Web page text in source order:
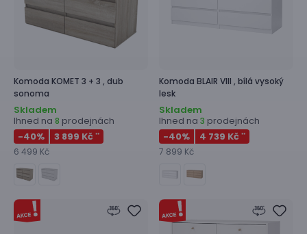
Komoda KOMET 3 + 3 , dub
sonoma
Skladem
Ihned na 8 prodejnách
-40% 3 899 Kč **
6 499 Kč
Komoda BLAIR VIII , bílá vysoký
lesk
Skladem
Ihned na 3 prodejnách
-40% 4 739 Kč **
7 899 Kč